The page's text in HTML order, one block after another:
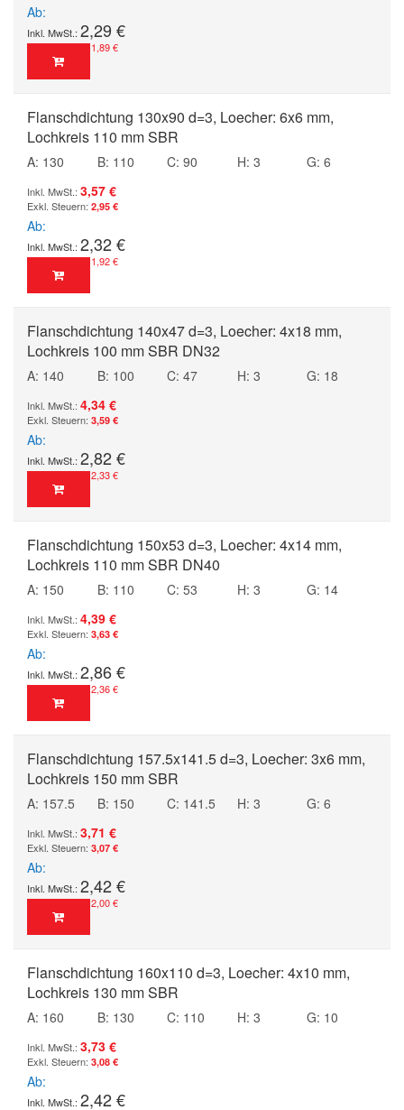
Ab
2,29 €
1,89 €
Flanschdichtung 130x90 d=3, Loecher: 6x6 mm,
Lochkreis 110 mm SBR
A: 130 B: 110 C: 90 H: 3
G: 6
3,57 €
2,95 €
Ab
2,32 €
1,92 €
Flanschdichtung 140x47 d=3, Loecher: 4x18 mm,
Lochkreis 100 mm SBR DN32
A: 140 B: 100 C: 47 H: 3
G: 18
4,34 €
3,59 €
Ab
2,82 €
2,33 €
Flanschdichtung 150x53 d=3, Loecher: 4x14 mm,
Lochkreis 110 mm SBR DN40
A: 150 B: 110 C: 53 H: 3
G: 14
4,39 €
3,63 €
Ab
2,86 €
2,36 €
Flanschdichtung 157.5x141.5 d=3, Loecher: 3x6 mm,
Lochkreis 150 mm SBR
A: 157.5 B: 150 C: 141.5 H: 3
G: 6
3,71 €
3,07 €
Ab
2,42 €
2,00 €
Flanschdichtung 160x110 d=3, Loecher: 4x10 mm,
Lochkreis 130 mm SBR
A: 160 B: 130 C: 110 H: 3
G: 10
3,73 €
3,08 €
Ab
2,42 €